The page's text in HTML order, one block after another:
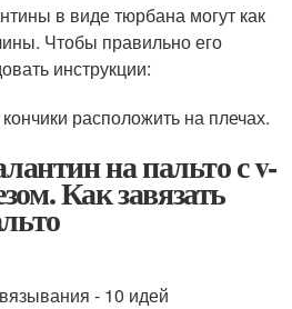
в виде тюрбана могут как
Чтобы правильно его
инструкции:
расположить на плечах.
на пальто с v-
Как завязать
- 10 идей